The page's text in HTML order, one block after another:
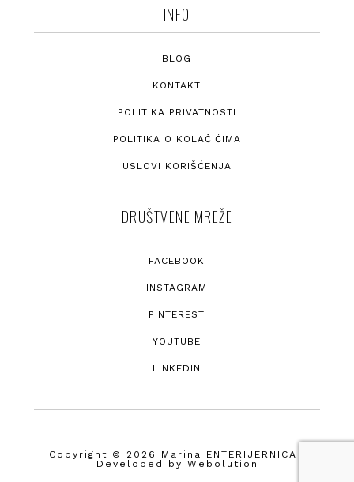
INFO
BLOG
KONTAKT
POLITIKA PRIVATNOSTI
POLITIKA O KOLAČIĆIMA
USLOVI KORIŠĆENJA
DRUŠTVENE MREŽE
FACEBOOK
INSTAGRAM
PINTEREST
YOUTUBE
LINKEDIN
Copyright © 2026 Marina ENTERIJERNICA ·
Developed by Webolution